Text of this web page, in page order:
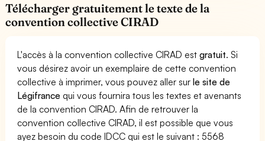
Télécharger gratuitement le texte de la
convention collective CIRAD
L'accès à la convention collective CIRAD estgratuit. Si
vous désirez avoir un exemplaire de cette convention
collective à imprimer, vous pouvez aller surle site de
Légifrance qui vous fournira tous les textes et avenants
de la convention CIRAD. Afin de retrouver la
convention collective CIRAD, il est possible que vous
ayez besoin du code IDCC qui est le suivant : 5568